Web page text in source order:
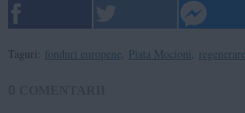
Taguri: fonduri europene Piata Mocioni